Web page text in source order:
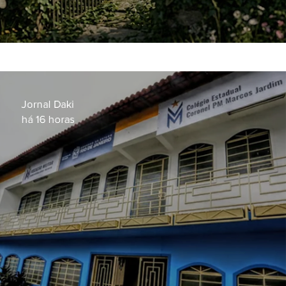
Jornal Daki
há 16 horas